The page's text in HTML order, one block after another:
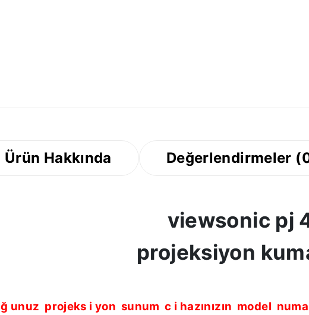
Ürün Hakkında Değerlendirmeler
viewsonic pj
projeksiyon
ğ unuz projeks i yon sunum c i hazınızın model